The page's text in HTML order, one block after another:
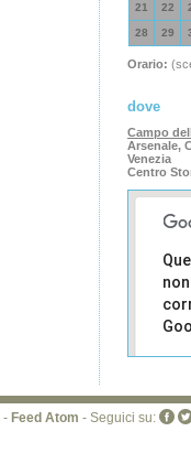
21 22
28 29
Orario:
dove
Campo
Arsenale,
Venezia
Centro
di
sito
- Feed Atom - Seguici su: